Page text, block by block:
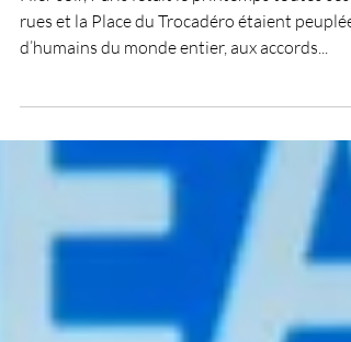
Hier soir, Paris fêtait le printemps toutes ses
rues et la Place du Trocadéro étaient peuplées